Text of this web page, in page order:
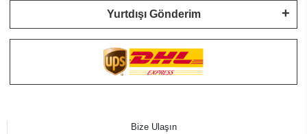
Yurtdışı Gönderim
Bize Ulaşın